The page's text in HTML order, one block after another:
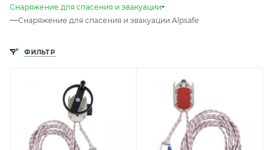
Снаряжение для спасения и эвакуации
—Снаряжение для спасения и эвакуации Alpsafe
ФИЛЬТР